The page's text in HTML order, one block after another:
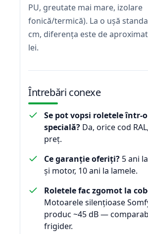
PU, greutate mai mare, izolare
fonică/termică). La o ușă
cm, diferența este de
lei.
Întrebări conexe
Se pot vopsi roletele într-
specială? Da, orice cod
preț.
Ce garanție oferiți? 5 ani
și motor, 10 ani la lamele.
Roletele fac zgomot la
Motoarele silențioase
produc ~45 dB —
frigider.